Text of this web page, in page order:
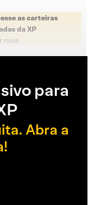
as carteiras
da XP
mais.
para
Abra a